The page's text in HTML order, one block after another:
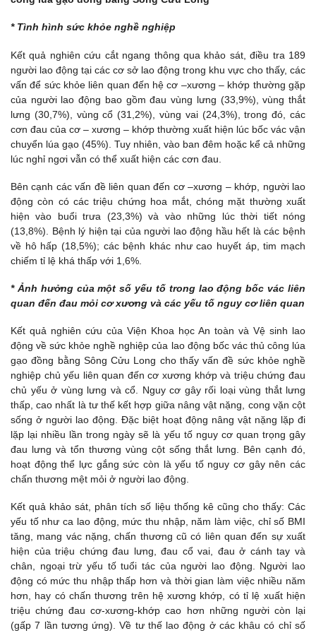
* Tình hình sức khỏe nghề nghiệp
Kết quả nghiên cứu cắt ngang thông qua khảo sát, điều tra 189
người lao động tại các cơ sở lao động trong khu vực cho thấy, các
vấn để sức khỏe liên quan đến hệ cơ –xương – khớp thường gặp
của người lao động bao gồm đau vùng lưng (33,9%), vùng thắt
lưng (30,7%), vùng cổ (31,2%), vùng vai (24,3%), trong đó, các
cơn đau của cơ – xương – khớp thường xuất hiện lúc bốc vác vận
chuyển lúa gạo (45%). Tuy nhiên, vào ban đêm hoặc kể cả những
lúc nghỉ ngơi vẫn có thể xuất hiện các cơn đau.
Bên cạnh các vấn đề liên quan đến cơ –xương – khớp, người lao
động còn có các triệu chứng hoa mắt, chóng mặt thường xuất
hiện vào buổi trưa (23,3%) và vào những lúc thời tiết nóng
(13,8%). Bệnh lý hiện tại của người lao động hầu hết là các bệnh
về hô hấp (18,5%); các bệnh khác như cao huyết áp, tim mạch
chiếm tỉ lệ khá thấp với 1,6%.
* Ảnh hưởng của một số yếu tố trong lao động bốc vác liên
quan đến đau mỏi cơ xương và các yếu tố nguy cơ liên quan
Kết quả nghiên cứu của Viện Khoa học An toàn và Vệ sinh lao
động về sức khỏe nghề nghiệp của lao động bốc vác thủ công lúa
gạo đồng bằng Sông Cửu Long cho thấy vấn đề sức khỏe nghề
nghiệp chủ yếu liên quan đến cơ xương khớp và triệu chứng đau
chủ yếu ở vùng lưng và cổ. Nguy cơ gây rối loại vùng thắt lưng
thấp, cao nhất là tư thế kết hợp giữa nâng vật nặng, cong vặn cột
sống ở người lao động. Đặc biệt hoạt động nâng vật nặng lặp đi
lặp lại nhiều lần trong ngày sẽ là yếu tố nguy cơ quan trọng gây
đau lưng và tổn thương vùng cột sống thắt lưng. Bên cạnh đó,
hoạt động thể lực gắng sức còn là yếu tố nguy cơ gây nên các
chấn thương mệt mỏi ở người lao động.
Kết quả khảo sát, phân tích số liệu thống kê cũng cho thấy: Các
yếu tố như ca lao động, mức thu nhập, năm làm việc, chỉ số BMI
tăng, mang vác nặng, chấn thương cũ có liên quan đến sự xuất
hiện của triệu chứng đau lưng, đau cổ vai, đau ở cánh tay và
chân, ngoại trừ yếu tố tuổi tác của người lao động. Người lao
động có mức thu nhập thấp hơn và thời gian làm việc nhiều năm
hơn, hay có chấn thương trên hệ xương khớp, có tỉ lệ xuất hiện
triệu chứng đau cơ-xương-khớp cao hơn những người còn lại
(gấp 7 lần tương ứng). Về tư thế lao động ở các khâu có chỉ số